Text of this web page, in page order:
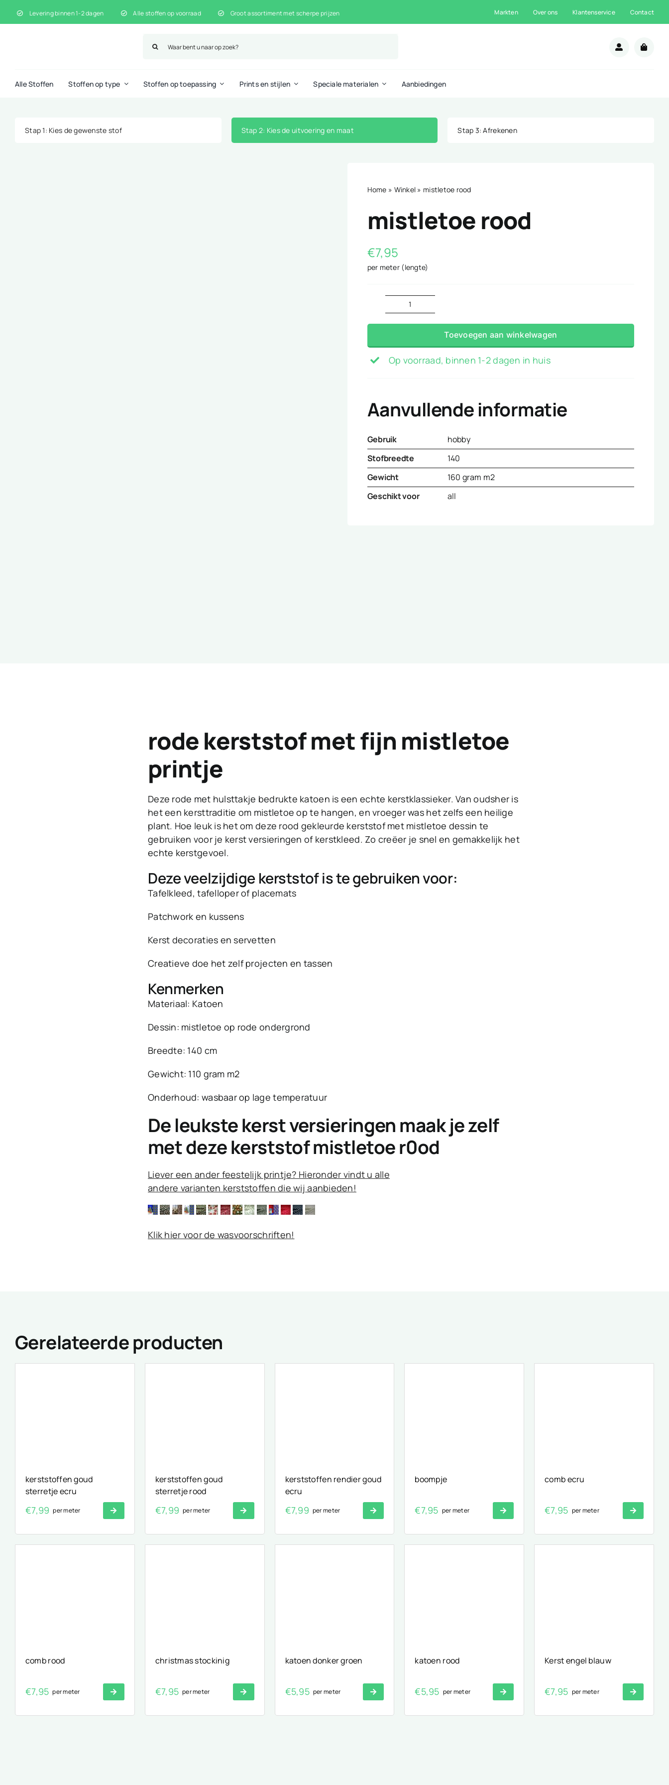
naar
Levering binnen 1-2 dagen Alle stoffen op voorraad Groot assortiment met scherpe prijzen Markten Over ons Klantenservice Contact
naar:
Alle Stoffen Stoffen op type Stoffen op toepassing Prints en stijlen Speciale materialen Aanbiedingen
Stap 1: Kies de gewenste stof Stap 2: Kies de uitvoering en maat Stap 3: Afrekenen
Home » Winkel » mistletoe rood
mistletoe rood
€7,95
per meter (lengte)
mistletoe
rood
Toevoegen aan winkelwagen
Op voorraad, binnen 1-2 dagen in huis
Aanvullende informatie
Gebruik
hobby
Stofbreedte
140
Gewicht
160 gram m2
Geschikt voor
all
rode kerststof met fijn mistletoe
printje
Deze rode met hulsttakje bedrukte katoen is een echte kerstklassieker. Van oudsher is
het een kersttraditie om mistletoe op te hangen, en vroeger was het zelfs een heilige
plant. Hoe leuk is het om deze rood gekleurde kerststof met mistletoe dessin te
gebruiken voor je kerst versieringen of kerstkleed. Zo creëer je snel en gemakkelijk het
echte kerstgevoel.
Deze veelzijdige kerststof is te gebruiken voor:
Tafelkleed, tafelloper of placemats
Patchwork en kussens
Kerst decoraties en servetten
Creatieve doe het zelf projecten en tassen
Kenmerken
Materiaal: Katoen
Dessin: mistletoe op rode ondergrond
Breedte: 140 cm
Gewicht: 110 gram m2
Onderhoud: wasbaar op lage temperatuur
De leukste kerst versieringen maak je zelf
met deze kerststof mistletoe r0od
Liever een ander feestelijk printje? Hieronder vindt u alle
andere varianten kerststoffen die wij aanbieden!
Klik hier voor de wasvoorschriften!
Gerelateerde producten
kerststoffen goud
sterretje ecru
€7,99 per meter
kerststoffen goud
sterretje rood
€7,99 per meter
kerststoffen rendier goud
ecru
€7,99 per meter
boompje
€7,95 per meter
comb ecru
€7,95 per meter
comb rood
€7,95 per meter
christmas stockinig
€7,95 per meter
katoen donker groen
€5,95 per meter
katoen rood
€5,95 per meter
Kerst engel blauw
€7,95 per meter